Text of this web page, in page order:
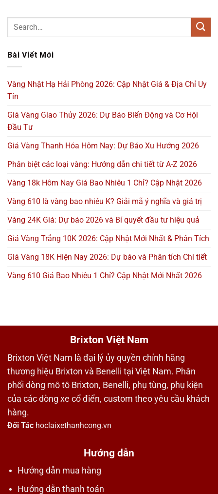
Bài Viết Mới
Vàng Nhật Hạ Hải Phòng 2026: Cập Nhật Giá & Địa Chỉ Uy
Tín
Giá Vàng Giao Thủy 2026: Dự Báo Biến Động và Cơ Hội
Đầu Tư
Giá Vàng Thanh Hóa Hôm Nay: Dự Báo Xu Hướng 2026
Phân biệt các loại vàng: Hướng dẫn chi tiết từ A-Z 2026
Vàng 18k Hôm Nay Giá Bao Nhiêu 1 Chỉ? Cập Nhật 2026
Vàng 610 là vàng bao nhiêu K? Giải mã ý nghĩa và giá trị
Vàng 24K Giá: Dự báo 2026 và Bí quyết đầu tư hiệu quả
Giá Vàng Trắng 10K 2026: Cập Nhật Mới Nhất & Phân Tích
Giá Vàng 18K Hiện Nay 2026: Dự báo và Phân tích Chi tiết
Vàng 610 Giá Bao Nhiêu 1 Chỉ? Cập Nhật Mới Nhất 2026
Brixton Việt Nam
Brixton Việt Nam là đại lý ủy quyền chính hãng
thương hiệu Brixton và Benelli tại Việt Nam. Phân
phối dòng mô tô Brixton, Benelli, phụ tùng, phụ kiện
của các dòng xe cổ điển, custom theo yêu cầu khách
hàng.
Đối Tác hoclaixethanhcong.vn
Hướng dẫn
Hướng dẫn mua hàng
Hướng dẫn thanh toán